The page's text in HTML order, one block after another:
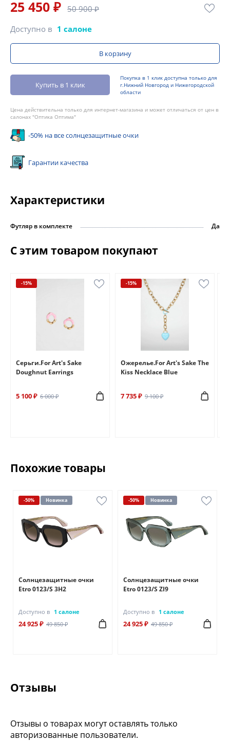
25 450 ₽ 50 900 ₽
Доступно в 1 салоне
В корзину
Купить в 1 клик
Покупка в 1 клик доступна только для
г.Нижний Новгород и Нижегородской
области
Цена действительна только для интернет-магазина и может отличаться от цен в
салонах "Оптика Оптима"
-50% на все солнцезащитные очки
Гарантии качества
Характеристики
Футляр в комплекте Да
С этим товаром покупают
-15%
Серьги.For Art's Sake
Doughnut Earrings
5 100 ₽ 6 000 ₽
-15%
Ожерелье.For Art's Sake The
Kiss Necklace Blue
7 735 ₽ 9 100 ₽
Похожие товары
-50% Новинка
Солнцезащитные очки
Etro 0123/S 3H2
Доступно в 1 салоне
24 925 ₽ 49 850 ₽
-50% Новинка
Солнцезащитные очки
Etro 0123/S ZI9
Доступно в 1 салоне
24 925 ₽ 49 850 ₽
Отзывы
Отзывы о товарах могут оставлять только
авторизованные пользователи.